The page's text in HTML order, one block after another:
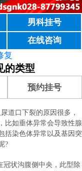
男科挂号
在线咨询
复
的类型
预约挂号
道口下裂的原因很多，
比如垂体异常会导致性腺
括染色体异常以及基因突
?
冠状沟腹侧中央，此型除